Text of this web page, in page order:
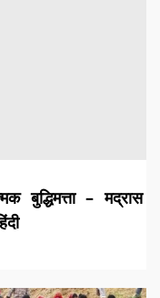
बुद्धिमत्ता – मद्रास